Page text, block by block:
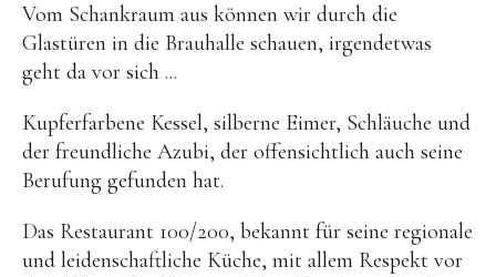
Vom Schankraum aus können wir durch die
Glastüren in die Brauhalle schauen, irgendetwas
geht da vor sich ...
Kupferfarbene Kessel, silberne Eimer, Schläuche und
der freundliche Azubi, der offensichtlich auch seine
Berufung gefunden hat.
Das Restaurant 100/200, bekannt für seine regionale
und leidenschaftliche Küche, mit allem Respekt vor